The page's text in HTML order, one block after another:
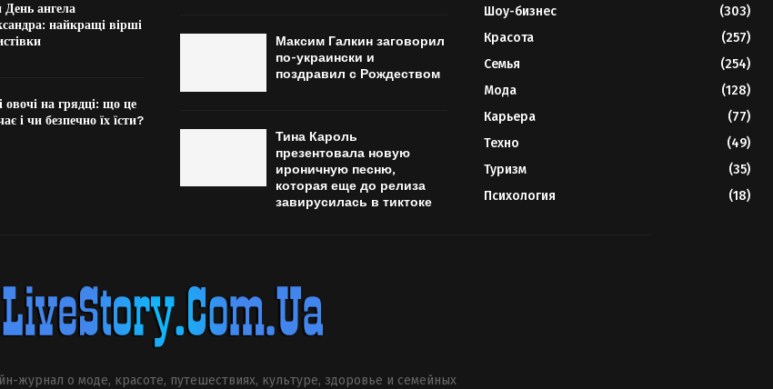
День ангела
найкращі вірші
овочі на грядці: що це
і чи безпечно їх їсти?
Максим Галкин заговорил
по-украински и
поздравил с Рождеством
Тина Кароль
презентовала новую
ироничную песню,
которая еще до релиза
завирусилась в тиктоке
Шоу-бизнес
(303)
Красота
(257)
Семья
(254)
Мода
(128)
Карьера
(77)
Техно
(49)
Туризм
(35)
Психология
(18)
журнал о моде, красоте, путешествиях, культуре, здоровье и семейных